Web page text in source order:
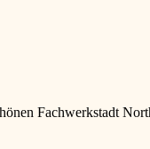
Fachwerkstadt